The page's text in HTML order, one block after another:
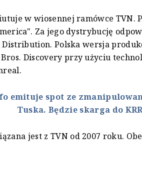
w wiosennej ramówce TVN.
Za jego dystrybucję
Distribution. Polska wersja
Discovery przy użyciu
emituje spot ze
Tuska. Będzie skarga do
jest z TVN od 2007 roku.